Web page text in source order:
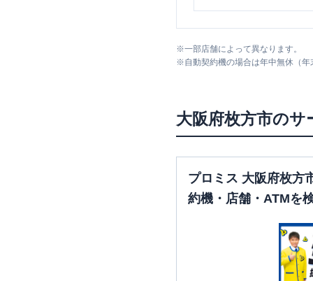
※一部店舗によって異なります。
※自動契約機の場合は年中無休（
大阪府枚方市のサ
プロミス 大阪府枚方
約機・店舗・ATMを